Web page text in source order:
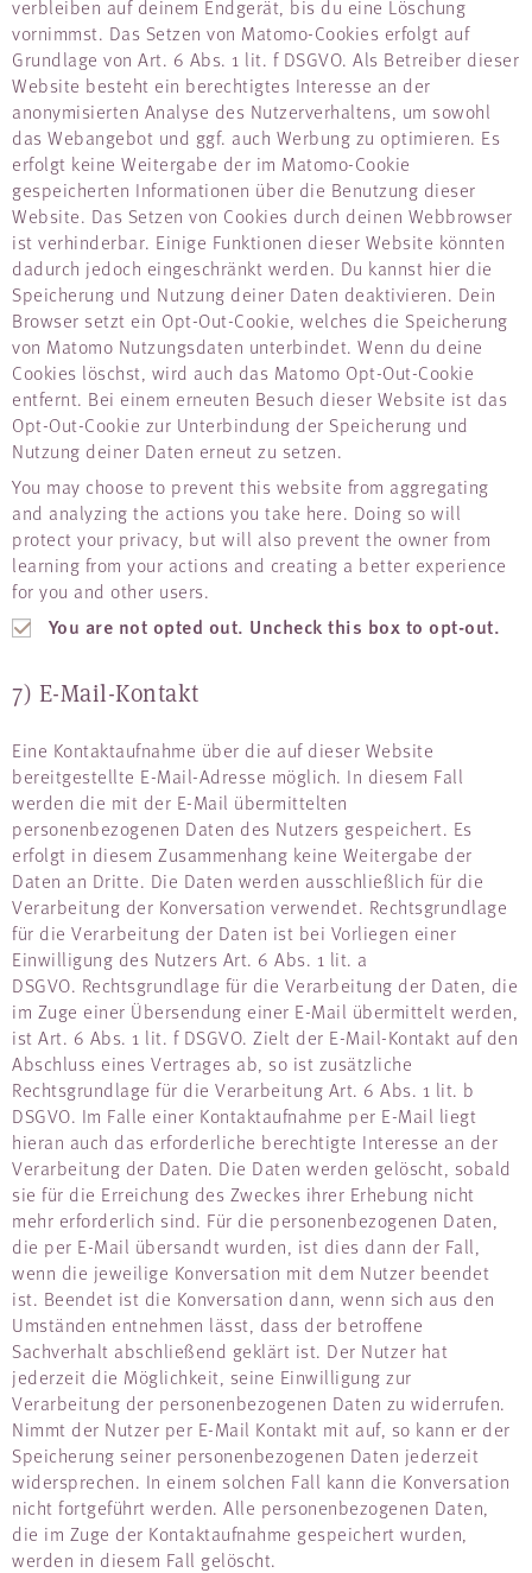
verbleiben auf deinem Endgerät, bis du eine Löschung
vornimmst. Das Setzen von Matomo-Cookies erfolgt auf
Grundlage von Art. 6 Abs. 1 lit. f DSGVO. Als Betreiber dieser
Website besteht ein berechtigtes Interesse an der
anonymisierten Analyse des Nutzerverhaltens, um sowohl
das Webangebot und ggf. auch Werbung zu optimieren. Es
erfolgt keine Weitergabe der im Matomo-Cookie
gespeicherten Informationen über die Benutzung dieser
Website. Das Setzen von Cookies durch deinen Webbrowser
ist verhinderbar. Einige Funktionen dieser Website könnten
dadurch jedoch eingeschränkt werden. Du kannst hier die
Speicherung und Nutzung deiner Daten deaktivieren. Dein
Browser setzt ein Opt-Out-Cookie, welches die Speicherung
von Matomo Nutzungsdaten unterbindet. Wenn du deine
Cookies löschst, wird auch das Matomo Opt-Out-Cookie
entfernt. Bei einem erneuten Besuch dieser Website ist das
Opt-Out-Cookie zur Unterbindung der Speicherung und
Nutzung deiner Daten erneut zu setzen.
You may choose to prevent this website from aggregating
and analyzing the actions you take here. Doing so will
protect your privacy, but will also prevent the owner from
learning from your actions and creating a better experience
for you and other users.
You are not opted out. Uncheck this box to opt-out.
7) E-Mail-Kontakt
Eine Kontaktaufnahme über die auf dieser Website
bereitgestellte E-Mail-Adresse möglich. In diesem Fall
werden die mit der E-Mail übermittelten
personenbezogenen Daten des Nutzers gespeichert. Es
erfolgt in diesem Zusammenhang keine Weitergabe der
Daten an Dritte. Die Daten werden ausschließlich für die
Verarbeitung der Konversation verwendet. Rechtsgrundlage
für die Verarbeitung der Daten ist bei Vorliegen einer
Einwilligung des Nutzers Art. 6 Abs. 1 lit. a
DSGVO. Rechtsgrundlage für die Verarbeitung der Daten, die
im Zuge einer Übersendung einer E-Mail übermittelt werden,
ist Art. 6 Abs. 1 lit. f DSGVO. Zielt der E-Mail-Kontakt auf den
Abschluss eines Vertrages ab, so ist zusätzliche
Rechtsgrundlage für die Verarbeitung Art. 6 Abs. 1 lit. b
DSGVO. Im Falle einer Kontaktaufnahme per E-Mail liegt
hieran auch das erforderliche berechtigte Interesse an der
Verarbeitung der Daten. Die Daten werden gelöscht, sobald
sie für die Erreichung des Zweckes ihrer Erhebung nicht
mehr erforderlich sind. Für die personenbezogenen Daten,
die per E-Mail übersandt wurden, ist dies dann der Fall,
wenn die jeweilige Konversation mit dem Nutzer beendet
ist. Beendet ist die Konversation dann, wenn sich aus den
Umständen entnehmen lässt, dass der betroffene
Sachverhalt abschließend geklärt ist. Der Nutzer hat
jederzeit die Möglichkeit, seine Einwilligung zur
Verarbeitung der personenbezogenen Daten zu widerrufen.
Nimmt der Nutzer per E-Mail Kontakt mit auf, so kann er der
Speicherung seiner personenbezogenen Daten jederzeit
widersprechen. In einem solchen Fall kann die Konversation
nicht fortgeführt werden. Alle personenbezogenen Daten,
die im Zuge der Kontaktaufnahme gespeichert wurden,
werden in diesem Fall gelöscht.